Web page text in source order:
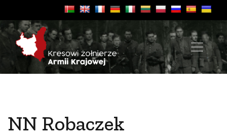
NN Robaczek